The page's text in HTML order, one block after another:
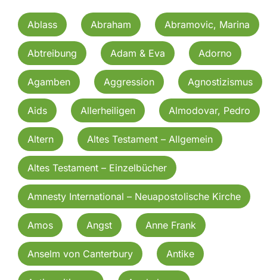
Ablass Abraham Abramovic, Marina
Abtreibung Adam & Eva Adorno
Agamben Aggression Agnostizismus
Aids Allerheiligen Almodovar, Pedro
Altern Altes Testament – Allgemein
Altes Testament – Einzelbücher
Amnesty International – Neuapostolische Kirche
Amos Angst Anne Frank
Anselm von Canterbury Antike